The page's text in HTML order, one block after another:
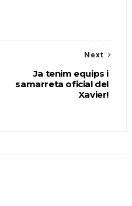
Next
Ja tenim equips i
samarreta oficial del
Xavier!